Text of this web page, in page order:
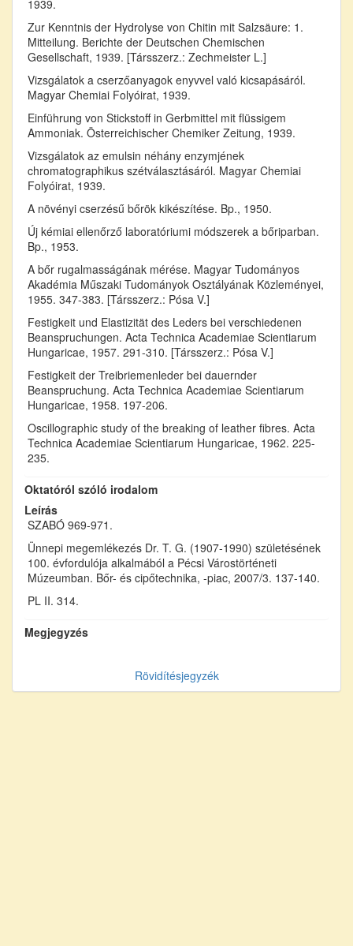
1939.
Zur Kenntnis der Hydrolyse von Chitin mit Salzsäure: 1.
Mitteilung. Berichte der Deutschen Chemischen
Gesellschaft, 1939. [Társszerz.: Zechmeister L.]
Vizsgálatok a cserzőanyagok enyvvel való kicsapásáról.
Magyar Chemiai Folyóirat, 1939.
Einführung von Stickstoff in Gerbmittel mit flüssigem
Ammoniak. Österreichischer Chemiker Zeitung, 1939.
Vizsgálatok az emulsin néhány enzymjének
chromatographikus szétválasztásáról. Magyar Chemiai
Folyóirat, 1939.
A növényi cserzésű bőrök kikészítése. Bp., 1950.
Új kémiai ellenőrző laboratóriumi módszerek a bőriparban.
Bp., 1953.
A bőr rugalmasságának mérése. Magyar Tudományos
Akadémia Műszaki Tudományok Osztályának Közleményei,
1955. 347-383. [Társszerz.: Pósa V.]
Festigkeit und Elastizität des Leders bei verschiedenen
Beanspruchungen. Acta Technica Academiae Scientiarum
Hungaricae, 1957. 291-310. [Társszerz.: Pósa V.]
Festigkeit der Treibriemenleder bei dauernder
Beanspruchung. Acta Technica Academiae Scientiarum
Hungaricae, 1958. 197-206.
Oscillographic study of the breaking of leather fibres. Acta
Technica Academiae Scientiarum Hungaricae, 1962. 225-
235.
Oktatóról szóló irodalom
Leírás
SZABÓ 969-971.
Ünnepi megemlékezés Dr. T. G. (1907-1990) születésének
100. évfordulója alkalmából a Pécsi Várostörténeti
Múzeumban. Bőr- és cipőtechnika, -piac, 2007/3. 137-140.
PL II. 314.
Megjegyzés
Rövidítésjegyzék